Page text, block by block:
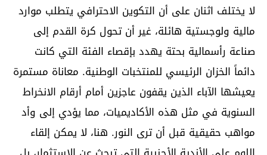
لا يختلف اثنان على أن التكوين الاحترافي يتطلب موارد
مالية ولوجستية هائلة، غير أن تحول كرة القدم إلى
صناعة رأسمالية بحتة يهدد بإقصاء الفئة التي كانت
دائماً الخزان الرئيسي للمنتخبات الوطنية. معاناة مستمرة
يعيشها الآباء الذين يقفون عاجزين أمام أرقام الانخراط
السنوية في مثل هذه الأكاديميات، مما يؤدي إلى وأد
مواهب حقيقية قبل أن ترى النور. هنا، لا يمكن إلقاء